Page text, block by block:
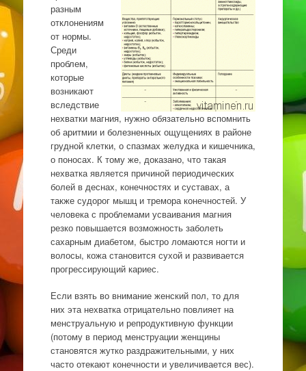
разным
отклонениям
от нормы.
Среди
проблем,
которые
возникают
вследствие
нехватки магния, нужно обязательно вспомнить
об аритмии и болезненных ощущениях в районе
грудной клетки, о спазмах желудка и кишечника,
о поносах. К тому же, доказано, что такая
нехватка является причиной периодических
болей в деснах, конечностях и суставах, а
также судорог мышц и тремора конечностей. У
человека с проблемами усваивания магния
резко повышается возможность заболеть
сахарным диабетом, быстро ломаются ногти и
волосы, кожа становится сухой и развивается
прогрессирующий кариес.
Если взять во внимание женский пол, то для
них эта нехватка отрицательно повлияет на
менструальную и репродуктивную функции
(потому в период менструации женщины
становятся жутко раздражительными, у них
часто отекают конечности и увеличивается вес).